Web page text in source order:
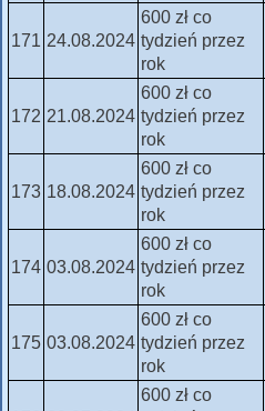
171 24.08.2024
600 zł co
tydzień przez
rok
172 21.08.2024
600 zł co
tydzień przez
rok
173 18.08.2024
600 zł co
tydzień przez
rok
174 03.08.2024
600 zł co
tydzień przez
rok
175 03.08.2024
600 zł co
tydzień przez
rok
600 zł co